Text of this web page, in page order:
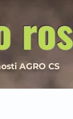
AGRO CS